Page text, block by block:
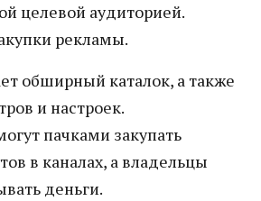
целевой аудиторией.
рекламы.
обширный каталок, а также
и настроек.
пачками закупать
в каналах, а владельцы
деньги.